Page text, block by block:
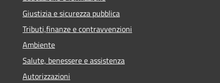
Giustizia e sicurezza pubblica
Tributi,finanze e contravvenzioni
Ambiente
Salute, benessere e assistenza
Autorizzazioni